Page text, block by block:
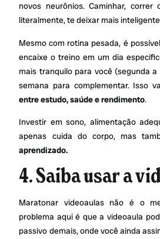
novos neurônios. Caminhar,
literalmente, te deixar mais
Mesmo com rotina pesada, é
encaixe o treino em um dia
mais tranquilo para você (segunda
semana para complementar. Isso
entre estudo, saúde e rendimento.
Investir em sono, alimentação
apenas cuida do corpo, mas
aprendizado.
4. Saiba usar a
Maratonar videoaulas não é o
problema aqui é que a videoaula
passivo demais, onde você ainda